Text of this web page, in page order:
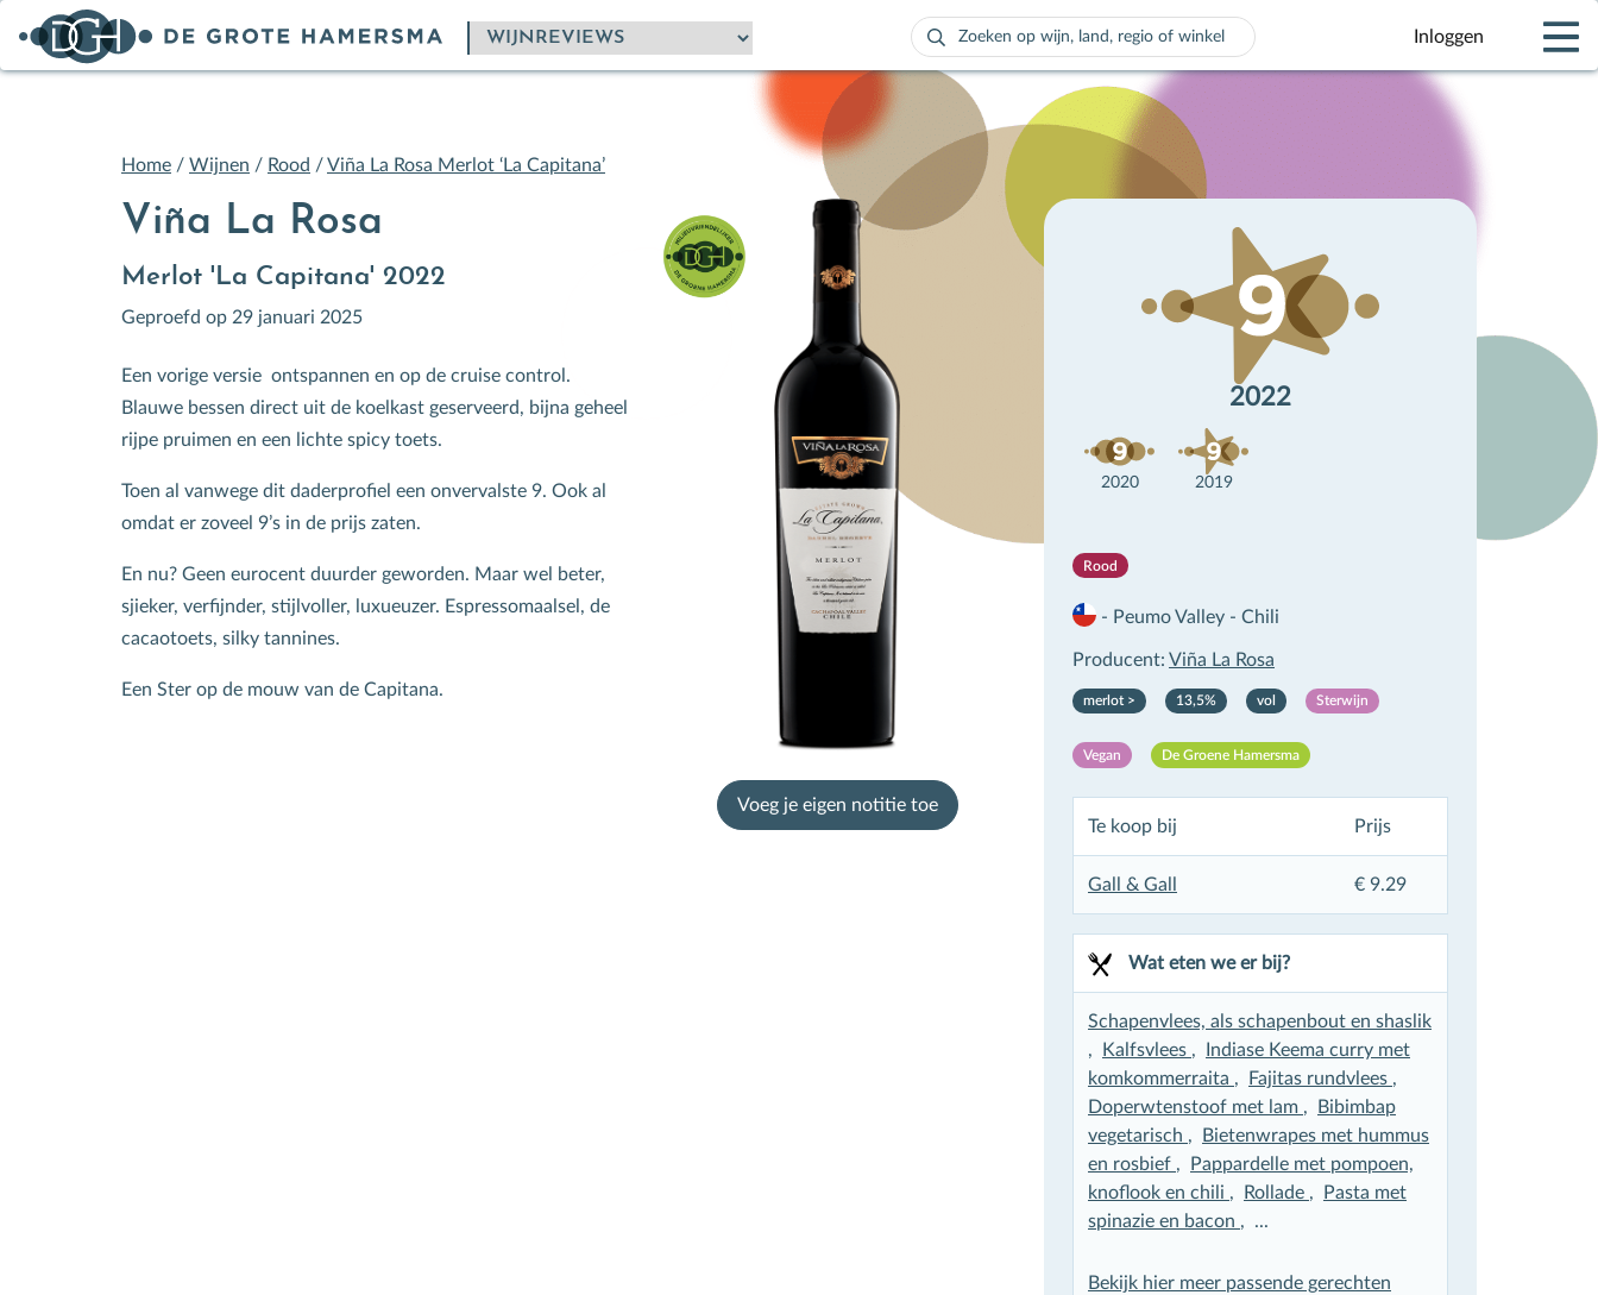
Zoeken
naar:
Als de resultaten voor automatisch aanvullen beschikbaar zijn, gebruik de pijlen
Inloggen
Home / Wijnen / Rood /Viña La Rosa Merlot ‘La Capitana’
Viña La Rosa
Merlot 'La Capitana' 2022
Geproefd op 29 januari 2025
Een vorige versie ontspannen en op de cruise control.
Blauwe bessen direct uit de koelkast geserveerd, bijna geheel
rijpe pruimen en een lichte spicy toets.
Toen al vanwege dit daderprofiel een onvervalste 9. Ook al
omdat er zoveel 9’s in de prijs zaten.
En nu? Geen eurocent duurder geworden. Maar wel beter,
sjieker, verfijnder, stijlvoller, luxueuzer. Espressomaalsel, de
cacaotoets, silky tannines.
Een Ster op de mouw van de Capitana.
Voeg je eigen notitie toe
2022
2020 2019
Rood
- Peumo Valley - Chili
Producent: Viña La Rosa
merlot > 13,5% vol Sterwijn
Vegan De Groene Hamersma
Te koop bij Prijs
Gall & Gall € 9.29
Wat eten we er bij?
Schapenvlees, als schapenbout en shaslik
,
Kalfsvlees ,
Indiase Keema curry met
komkommerraita , Fajitas rundvlees ,
Doperwtenstoof met lam ,
Bibimbap
vegetarisch ,
Bietenwrapes met hummus
en rosbief ,
Pappardelle met pompoen,
knoflook en chili , Rollade ,
Pasta met
spinazie en bacon , ...
Bekijk hier meer passende gerechten
×